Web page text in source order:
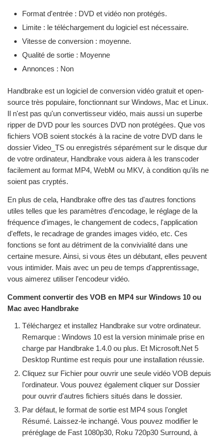
Format d'entrée : DVD et vidéo non protégés.
Limite : le téléchargement du logiciel est nécessaire.
Vitesse de conversion : moyenne.
Qualité de sortie : Moyenne
Annonces : Non
Handbrake est un logiciel de conversion vidéo gratuit et open-
source très populaire, fonctionnant sur Windows, Mac et Linux.
Il n'est pas qu'un convertisseur vidéo, mais aussi un superbe
ripper de DVD pour les sources DVD non protégées. Que vos
fichiers VOB soient stockés à la racine de votre DVD dans le
dossier Video_TS ou enregistrés séparément sur le disque dur
de votre ordinateur, Handbrake vous aidera à les transcoder
facilement au format MP4, WebM ou MKV, à condition qu'ils ne
soient pas cryptés.
En plus de cela, Handbrake offre des tas d'autres fonctions
utiles telles que les paramètres d'encodage, le réglage de la
fréquence d'images, le changement de codecs, l'application
d'effets, le recadrage de grandes images vidéo, etc. Ces
fonctions se font au détriment de la convivialité dans une
certaine mesure. Ainsi, si vous êtes un débutant, elles peuvent
vous intimider. Mais avec un peu de temps d'apprentissage,
vous aimerez utiliser l'encodeur vidéo.
Comment convertir des VOB en MP4 sur Windows 10 ou
Mac avec Handbrake
Téléchargez et installez Handbrake sur votre ordinateur.
Remarque : Windows 10 est la version minimale prise en
charge par Handbrake 1.4.0 ou plus. Et Microsoft.Net 5
Desktop Runtime est requis pour une installation réussie.
Cliquez sur Fichier pour ouvrir une seule vidéo VOB depuis
l'ordinateur. Vous pouvez également cliquer sur Dossier
pour ouvrir d'autres fichiers situés dans le dossier.
Par défaut, le format de sortie est MP4 sous l'onglet
Résumé. Laissez-le inchangé. Vous pouvez modifier le
préréglage de Fast 1080p30, Roku 720p30 Surround, à